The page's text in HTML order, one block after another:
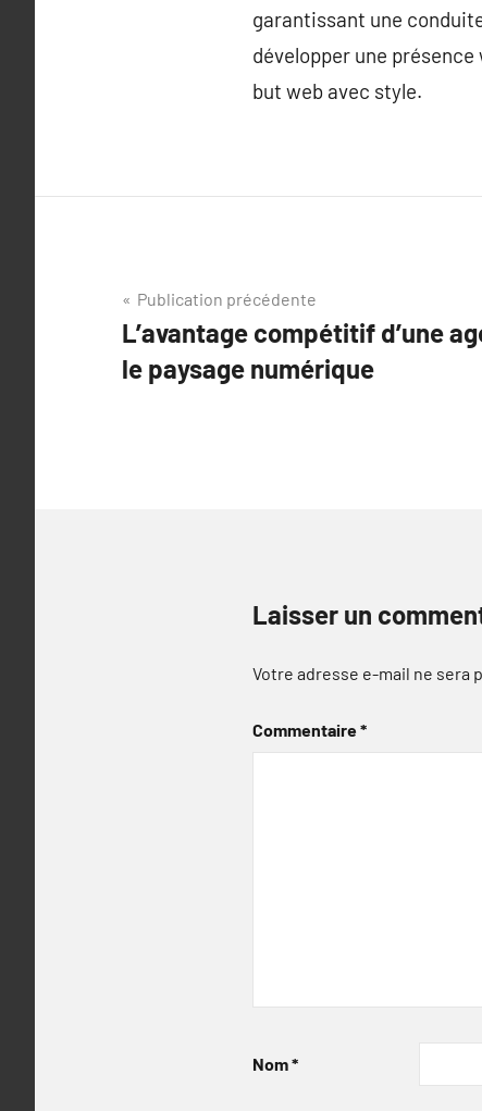
garantissant une
développer une
but web avec style.
Navigation
de
l’article
Publication précédente
L’avantage compétitif d’une
le paysage numérique
Laisser un
Votre adresse e-mail ne sera
Commentaire*
Nom*